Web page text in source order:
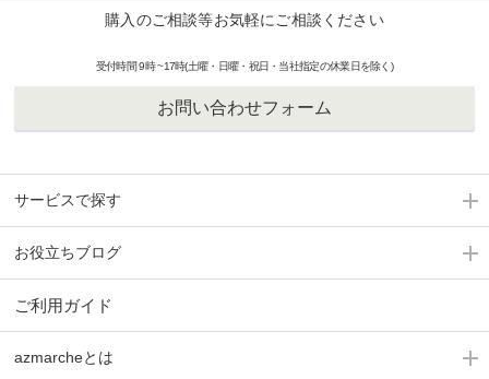
購入のご相談等お気軽にご相談ください
受付時間 9時 ~17時(土曜・日曜・祝日・当社指定の休業日を除く)
お問い合わせフォーム
サービスで探す
お役立ちブログ
ご利用ガイド
azmarcheとは